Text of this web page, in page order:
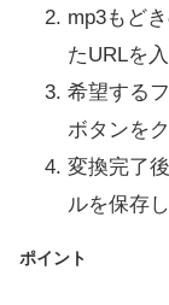
mp3もど
たURLを
希望する
ボタンを
変換完了
ルを保存し
ポイント